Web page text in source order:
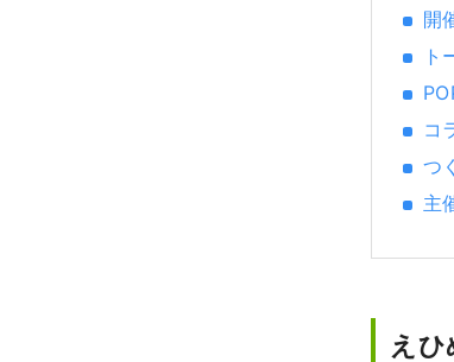
開
ト
コ
つ
主
え